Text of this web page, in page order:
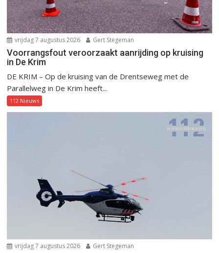
vrijdag 7 augustus 2026 Gert Stegeman
Voorrangsfout veroorzaakt aanrijding op kruising
in De Krim
DE KRIM – Op de kruising van de Drentseweg met de
Parallelweg in De Krim heeft...
112 Nieuws
vrijdag 7 augustus 2026 Gert Stegeman